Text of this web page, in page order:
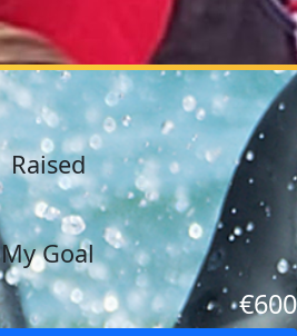
Raised
My Goal
€600